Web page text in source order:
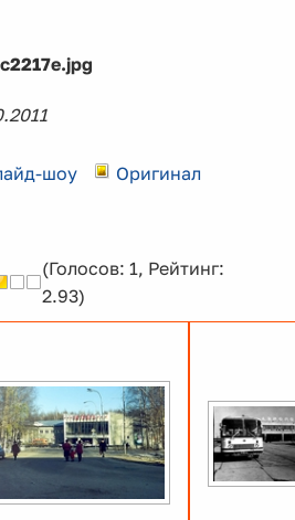
шоу Оригинал
(Голосов: 1, Рейтинг:
2.93)